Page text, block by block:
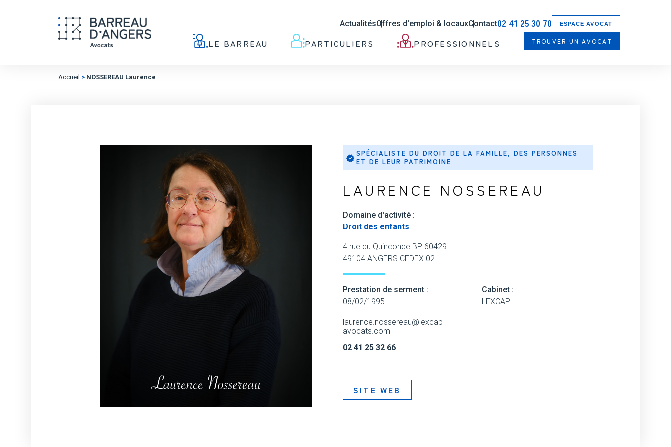
ActualitésOffres d'emploi & locauxContact02 41 25 30 70 ESPACE AVOCAT
LE BARREAU PARTICULIERS PROFESSIONNELS TROUVER UN AVOCAT
Accueil > NOSSEREAU Laurence
SPÉCIALISTE DU DROIT DE LA FAMILLE, DES PERSONNES
ET DE LEUR PATRIMOINE
LAURENCE NOSSEREAU
Domaine d'activité :
Droit des enfants
4 rue du Quinconce BP 60429
49104 ANGERS CEDEX 02
Prestation de serment :
08/02/1995
Cabinet :
LEXCAP
laurence.nossereau@lexcap-
avocats.com
02 41 25 32 66
SITE WEB